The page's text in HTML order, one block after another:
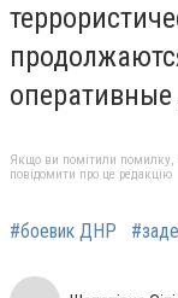
Якщо ви помітили помилку,
повідомити про це редакцію
#боевик ДНР